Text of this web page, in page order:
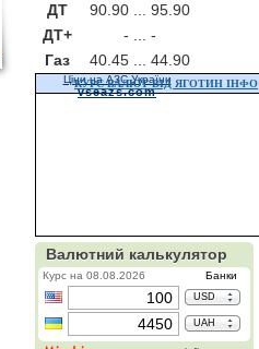
ДТ
90.90 ...
95.90
ДТ+
- ...
-
Газ
40.45 ... 44.90
Ціни на АЗС України
vseazs.com
КУРС ВАЛЮТ ВІД ЯГОТИН ІНФО